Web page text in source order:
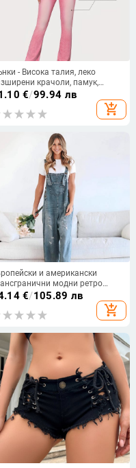
- Висока талия, леко
крачоли, памук,
еластичност
€/99.94 лв
add_shopping_cart
и американски
модни ретро
разкъсани широки крачоли
деним гащеризони за
€/105.89 лв
add_shopping_cart